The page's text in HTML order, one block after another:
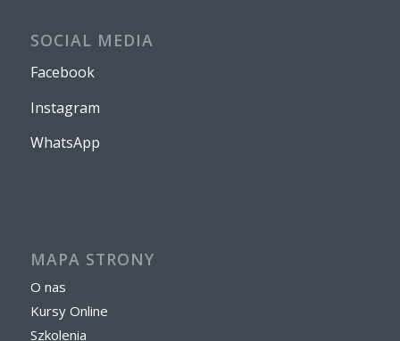
SOCIAL MEDIA
Facebook
Instagram
WhatsApp
MAPA STRONY
O nas
Kursy Online
Szkolenia